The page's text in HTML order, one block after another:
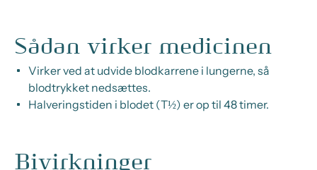
Sådan virker medicinen
Virker ved at udvide blodkarrene i lungerne, så
blodtrykket nedsættes.
Halveringstiden i blodet (T½) er op til 48 timer.
Bivirkninger